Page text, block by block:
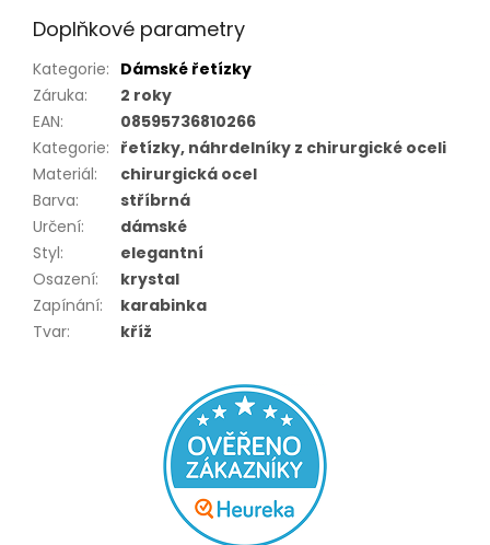
Doplňkové parametry
Kategorie: Dámské řetízky
Záruka:
2 roky
EAN:
08595736810266
Kategorie: řetízky, náhrdelníky z chirurgické oceli
Materiál:
chirurgická ocel
Barva:
stříbrná
Určení:
dámské
Styl:
elegantní
Osazení:
krystal
Zapínání:
karabinka
Tvar: kříž